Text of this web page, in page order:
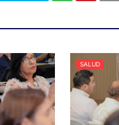
SALUD